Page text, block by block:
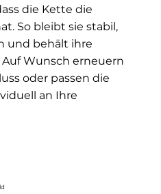
die Kette die
So bleibt sie stabil,
und behält ihre
Wunsch erneuern
oder passen die
an Ihre